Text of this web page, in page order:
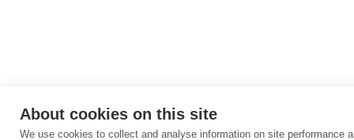
About cookies on this site
We use cookies to collect and analyse information on site performance